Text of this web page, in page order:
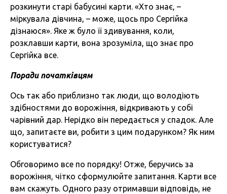
розкинути старі бабусині карти. «Хто знає, –
міркувала дівчина, – може, щось про Сергійка
дізнаюся». Яке ж було її здивування, коли,
розклавши карти, вона зрозуміла, що знає про
Сергійка все.
Поради початківцям
Ось так або приблизно так люди, що володіють
здібностями до ворожіння, відкривають у собі
чарівний дар. Нерідко він передається у спадок. Але
що, запитаєте ви, робити з цим подарунком? Як ним
користуватися?
Обговоримо все по порядку! Отже, беручись за
ворожіння, чітко сформулюйте запитання. Карти все
вам скажуть. Одного разу отримавши відповідь, не